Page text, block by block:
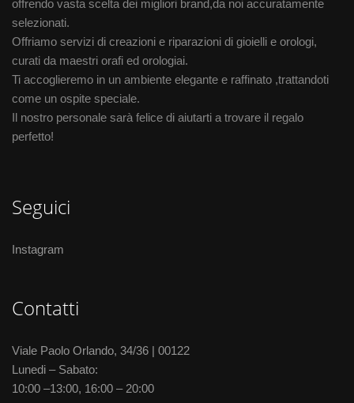
offrendo vasta scelta dei migliori brand,da noi accuratamente
selezionati.
Offriamo servizi di creazioni e riparazioni di gioielli e orologi,
curati da maestri orafi ed orologiai.
Ti accoglieremo in un ambiente elegante e raffinato ,trattandoti
come un ospite speciale.
Il nostro personale sarà felice di aiutarti a trovare il regalo
perfetto!
Seguici
Instagram
Contatti
Viale Paolo Orlando, 34/36 | 00122
Lunedi – Sabato:
10:00 –13:00, 16:00 – 20:00